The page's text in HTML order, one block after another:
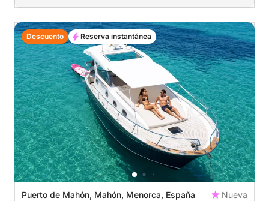
Puerto de Mahón, Mahón, Menorca, España
Nueva
Descuento Reserva instantánea